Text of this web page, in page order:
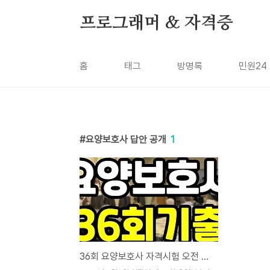
프로그래머 & 자격증
홈 태그 방명록 민원24
요양보호사 답안 공개 1
36회 요양보호사 자격시험 오전 시험 답안 - 60점 이상 합격